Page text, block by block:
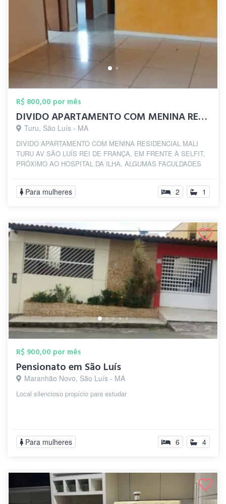
R$ 800,00 por mês
DIVIDO APARTAMENTO COM MENINA RESIDENCIA...
Turu, São Luís - MA
DIVIDO APARTAMENTO COM MENINA RESIDENCIAL MALI
TURU AV SÃO LUÍS REI DE FRANÇA, EM FRENTE À SELFIT,
PRÓXIMO AO HOSPITAL DA ILHA, ALGUMAS FACULDADES
Para mulheres 2 1
R$ 900,00 por mês
Pensionato em São Luís
Maranhão Novo, São Luís - MA
Local silencioso propício para estudar
Para mulheres 6 4